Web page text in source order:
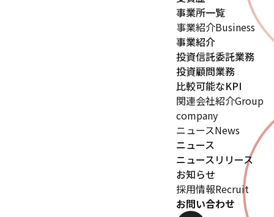
事業所一覧
事業紹介Business
事業紹介
投資信託委託業務
投資顧問業務
比較可能なKPI
関連会社紹介Group
company
ニュースNews
ニュース
ニュースリリース
お知らせ
採用情報Recruit
お問い合わせ